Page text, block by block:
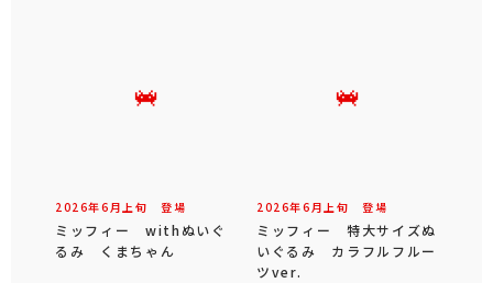
2026年6 月 上旬 登場
ミッフィー withぬいぐ
るみ くまちゃん
2026年6 月 上旬 登場
ミッフィー 特大サイズぬ
いぐるみ カラフルフルー
ツver.